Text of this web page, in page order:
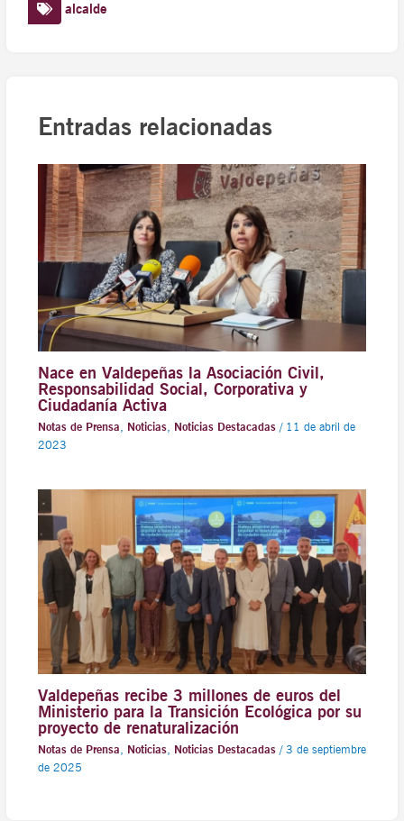
alcalde
Entradas relacionadas
Nace en Valdepeñas la Asociación Civil,
Responsabilidad Social, Corporativa y
Ciudadanía Activa
Notas de Prensa, Noticias, Noticias Destacadas/ 11 de abril de
2023
Valdepeñas recibe 3 millones de euros del
Ministerio para la Transición Ecológica por su
proyecto de renaturalización
Notas de Prensa, Noticias, Noticias Destacadas/ 3 de septiembre
de 2025